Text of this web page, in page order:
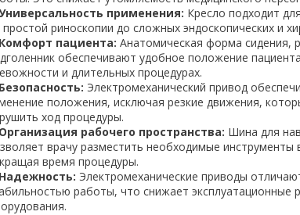
применения: Кресло подходит
риноскопии до сложных эндоскопических и
Комфорт пациента: Анатомическая форма сидения,
обеспечивают удобное положение
и длительных процедурах.
Безопасность: Электромеханический привод
положения, исключая резкие движения,
ход процедуры.
Организация рабочего пространства: Шина для
врачу разместить необходимые инструменты
время процедуры.
Надежность: Электромеханические приводы
работы, что снижает эксплуатационные